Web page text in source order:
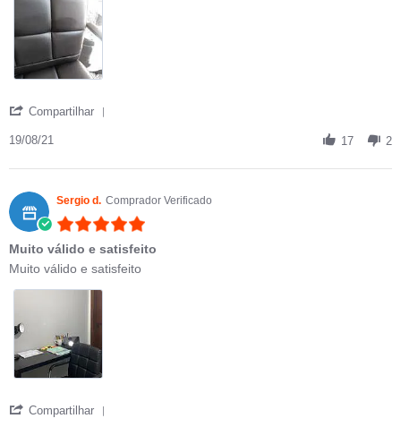
Compartilhar
19/08/21 17 2
Sergio d. Comprador Verificado
Muito válido e satisfeito
Review by Sergio d. on 8 Jul 2021
review stating Muito válido e satisfeito
Muito válido e satisfeito
Compartilhar